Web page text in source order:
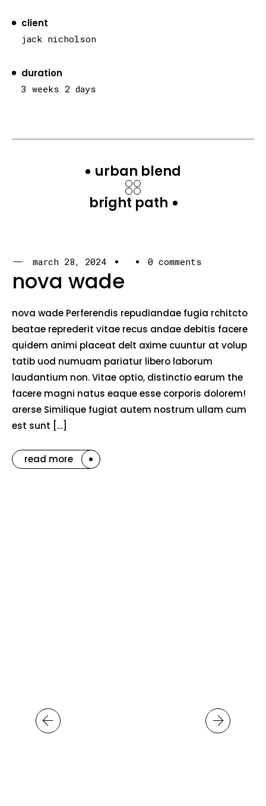
client
jack nicholson
duration
3 weeks 2 days
urban blend
bright path
march 28, 2024 0 comments
nova wade
nova wade Perferendis repudiandae fugia rchitcto
beatae reprederit vitae recus andae debitis facere
quidem animi placeat delt axime cuuntur at volup
tatib uod numuam pariatur libero laborum
laudantium non. Vitae optio, distinctio earum the
facere magni natus eaque esse corporis dolorem!
arerse Similique fugiat autem nostrum ullam cum
est sunt […]
read more